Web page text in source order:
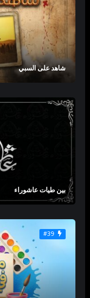
شاهد على السبي
بين طيات عاشوراء
#39